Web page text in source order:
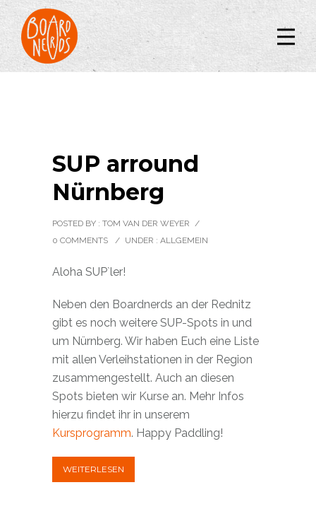
SUP arround
Nürnberg
POSTED BY : TOM VAN DER WEYER /
0 COMMENTS
/ UNDER : ALLGEMEIN
Aloha SUP`ler!
Neben den Boardnerds an der Rednitz
gibt es noch weitere SUP-Spots in und
um Nürnberg. Wir haben Euch eine Liste
mit allen Verleihstationen in der Region
zusammengestellt. Auch an diesen
Spots bieten wir Kurse an. Mehr Infos
hierzu findet ihr in unserem
Kursprogramm. Happy Paddling!
WEITERLESEN